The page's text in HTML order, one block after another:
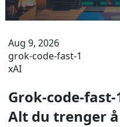
Aug 9, 2026
grok-code-fast-1
xAI
Grok-code-
Alt du trenger